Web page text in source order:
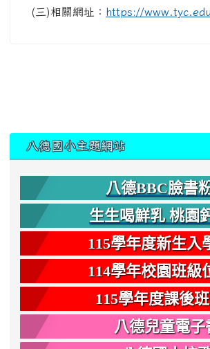
(三)相關網址： https://
八德國小主題網站
八德BBC臉書
生生喝鮮乳 桃園
115學年度新生入
114學年校園班級
115學年度課後
八德兒童電子